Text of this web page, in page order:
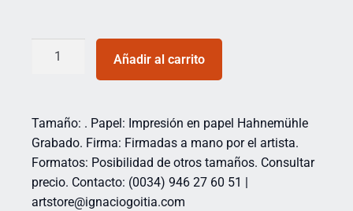
Añadir al carrito
Tamaño: . Papel: Impresión en papel Hahnemühle
Grabado. Firma: Firmadas a mano por el artista.
Formatos: Posibilidad de otros tamaños. Consultar
precio. Contacto: (0034) 946 27 60 51 |
artstore@ignaciogoitia.com